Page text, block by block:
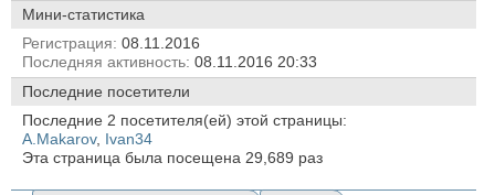
Мини-статистика
Регистрация 08.11.2016
Последняя активность 08.11.2016 20:33
Последние посетители
Последние 2 посетителя(ей) этой страницы:
A.Makarov, Ivan34
Эта страница была посещена 29,689 раз